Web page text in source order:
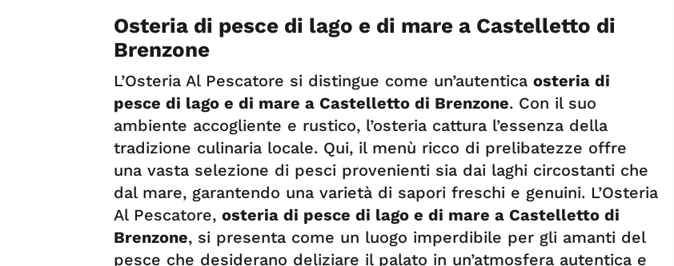
Osteria di pesce di lago e di mare a Castelletto di
Brenzone
L’Osteria Al Pescatore si distingue come un’autentica osteria di
pesce di lago e di mare a Castelletto di Brenzone. Con il suo
ambiente accogliente e rustico, l’osteria cattura l’essenza della
tradizione culinaria locale. Qui, il menù ricco di prelibatezze offre
una vasta selezione di pesci provenienti sia dai laghi circostanti che
dal mare, garantendo una varietà di sapori freschi e genuini. L’Osteria
Al Pescatore, osteria di pesce di lago e di mare a Castelletto di
Brenzone, si presenta come un luogo imperdibile per gli amanti del
pesce che desiderano deliziare il palato in un’atmosfera autentica e